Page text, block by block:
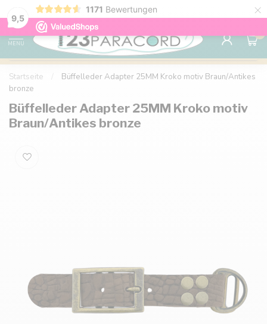
9,5
1171 Bewertungen ×
Kostenlose Lieferung nach Hause ab 150 €
MENU
0
Startseite
Büffelleder Adapter 25MM Kroko motiv Braun/Antikes
bronze
Büffelleder Adapter 25MM Kroko motiv
Braun/Antikes bronze